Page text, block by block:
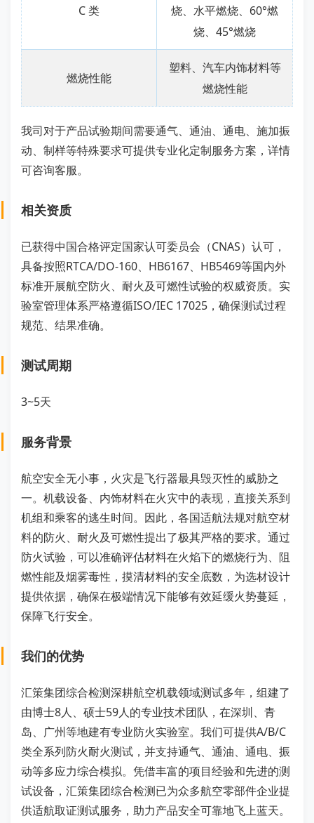
C 类
烧、水平燃烧、60°燃
烧、45°燃烧
燃烧性能
塑料、汽车内饰材料等
燃烧性能
我司对于产品试验期间需要通气、通油、通电、施加振
动、制样等特殊要求可提供专业化定制服务方案，详情
可咨询客服。
相关资质
已获得中国合格评定国家认可委员会（CNAS）认可，
具备按照RTCA/DO-160、HB6167、HB5469等国内外
标准开展航空防火、耐火及可燃性试验的权威资质。实
验室管理体系严格遵循ISO/IEC 17025，确保测试过程
规范、结果准确。
测试周期
3~5天
服务背景
航空安全无小事，火灾是飞行器最具毁灭性的威胁之
一。机载设备、内饰材料在火灾中的表现，直接关系到
机组和乘客的逃生时间。因此，各国适航法规对航空材
料的防火、耐火及可燃性提出了极其严格的要求。通过
防火试验，可以准确评估材料在火焰下的燃烧行为、阻
燃性能及烟雾毒性，摸清材料的安全底数，为选材设计
提供依据，确保在极端情况下能够有效延缓火势蔓延，
保障飞行安全。
我们的优势
汇策集团综合检测深耕航空机载领域测试多年，组建了
由博士8人、硕士59人的专业技术团队，在深圳、青
岛、广州等地建有专业防火实验室。我们可提供A/B/C
类全系列防火耐火测试，并支持通气、通油、通电、振
动等多应力综合模拟。凭借丰富的项目经验和先进的测
试设备，汇策集团综合检测已为众多航空零部件企业提
供适航取证测试服务，助力产品安全可靠地飞上蓝天。